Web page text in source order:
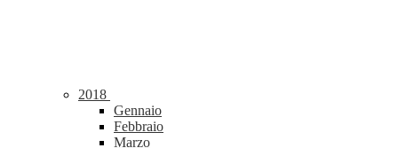
2018
Gennaio
Febbraio
Marzo